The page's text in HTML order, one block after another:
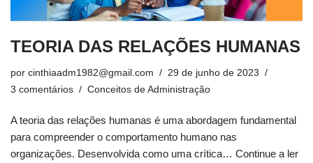
TEORIA DAS RELAÇÕES HUMANAS
por cinthiaadm1982@gmail.com
29 de junho de 2023
3 comentários
Conceitos de Administração
A teoria das relações humanas é uma abordagem fundamental
para compreender o comportamento humano nas
organizações. Desenvolvida como uma crítica… Continue a ler